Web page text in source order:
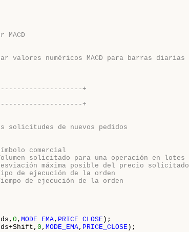
valores numéricos MACD para barras diarias
+
+
solicitudes de nuevos pedidos
comercial
solicitado para una operación en lotes
máxima posible del precio solicitado
de ejecución de la orden
de ejecución de la orden
0 , MODE_EMA, PRICE_CLOSE );
0 , MODE_EMA, PRICE_CLOSE );